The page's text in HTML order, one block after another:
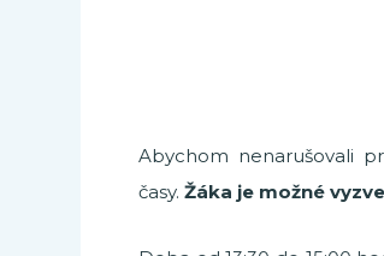
Abychom nenarušovali
časy. Žáka je možné